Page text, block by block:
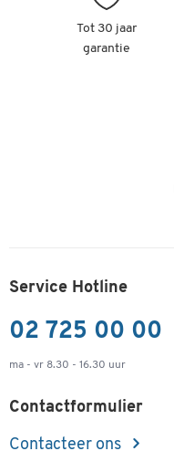
Tot 30 jaar
garantie
Service Hotline
02 725 00 00
ma - vr 8.30 - 16.30 uur
Contactformulier
Contacteer ons